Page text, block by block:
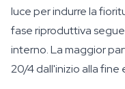
luce per indurre la
fase riproduttiva
interno. La maggior
20/4 dall'inizio alla fine